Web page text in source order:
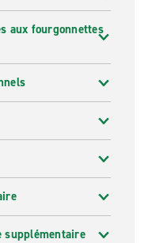
aux fourgonnettes
supplémentaire